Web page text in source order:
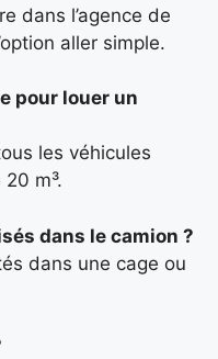
dans l’agence de
aller simple.
pour louer un
les véhicules
m³.
dans le camion ?
dans une cage ou